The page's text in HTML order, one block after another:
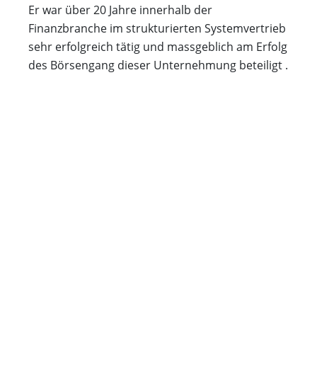
Er war über 20 Jahre innerhalb der
Finanzbranche im strukturierten Systemvertrieb
sehr erfolgreich tätig und massgeblich am Erfolg
des Börsengang dieser Unternehmung beteiligt .